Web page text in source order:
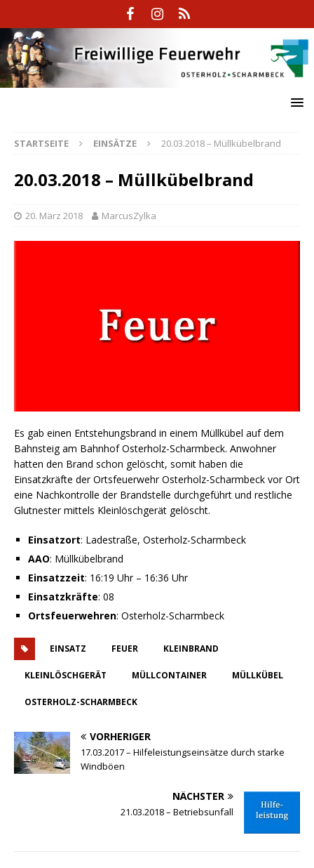
STARTSEITE EINSÄTZE 20.03.2018 – Müllkübelbrand
20.03.2018 – Müllkübelbrand
20. März 2018 MarcusZylka
Es gab einen Entstehungsbrand in einem Müllkübel auf dem
Bahnsteig am Bahnhof Osterholz-Scharmbeck. Anwohner
hatten den Brand schon gelöscht, somit haben die
Einsatzkräfte der Ortsfeuerwehr Osterholz-Scharmbeck vor Ort
eine Nachkontrolle der Brandstelle durchgeführt und restliche
Glutnester mittels Kleinlöschgerät gelöscht.
Einsatzort: Ladestraße, Osterholz-Scharmbeck
AAO: Müllkübelbrand
Einsatzzeit: 16:19 Uhr – 16:36 Uhr
Einsatzkräfte: 08
Ortsfeuerwehren: Osterholz-Scharmbeck
EINSATZ FEUER KLEINBRAND
KLEINLÖSCHGERÄT MÜLLCONTAINER MÜLLKÜBEL
OSTERHOLZ-SCHARMBECK
VORHERIGER
17.03.2017 – Hilfeleistungseinsätze durch starke
Windböen
NÄCHSTER
21.03.2018 – Betriebsunfall